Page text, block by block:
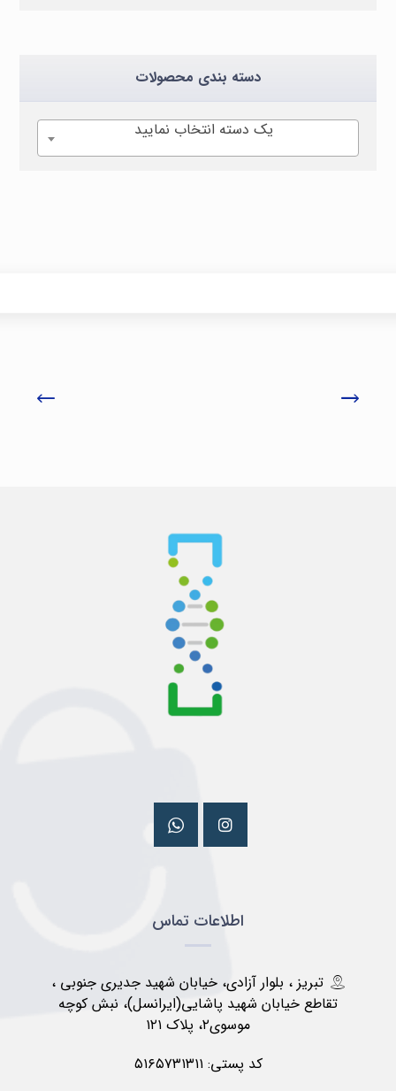
دسته بندی محصولات
یک دسته انتخاب نمایید
اطلاعات تماس
تبریز ، بلوار آزادی، خیابان شهید جدیری جنوبی ،
تقاطع خیابان شهید پاشایی(ایرانسل)، نبش کوچه
موسوی۲، پلاک ۱۲۱
کد پستی: ۵۱۶۵۷۳۱۳۱۱